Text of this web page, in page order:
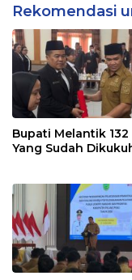
Rekomendasi
Bupati Melantik 132
Yang Sudah